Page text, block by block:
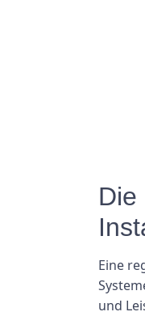
Die
Eine
und